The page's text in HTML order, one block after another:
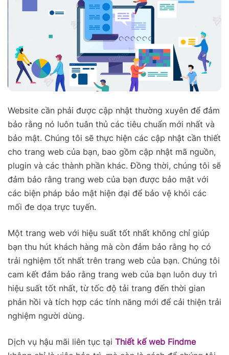
Website cần phải được cập nhật thường xuyên để đảm
bảo rằng nó luôn tuân thủ các tiêu chuẩn mới nhất và
bảo mật. Chúng tôi sẽ thực hiện các cập nhật cần thiết
cho trang web của bạn, bao gồm cập nhật mã nguồn,
plugin và các thành phần khác. Đồng thời, chúng tôi sẽ
đảm bảo rằng trang web của bạn được bảo mật với
các biện pháp bảo mật hiện đại để bảo vệ khỏi các
mối đe dọa trực tuyến.
Một trang web với hiệu suất tốt nhất không chỉ giúp
bạn thu hút khách hàng mà còn đảm bảo rằng họ có
trải nghiệm tốt nhất trên trang web của bạn. Chúng tôi
cam kết đảm bảo rằng trang web của bạn luôn duy trì
hiệu suất tốt nhất, từ tốc độ tải trang đến thời gian
phản hồi và tích hợp các tính năng mới để cải thiện trải
nghiệm người dùng.
Dịch vụ hậu mãi liên tục tại Thiết kế web Findme